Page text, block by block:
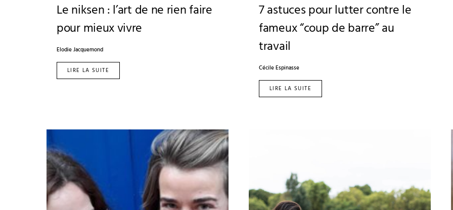
Le niksen : l’art de ne rien faire
pour mieux vivre
Elodie Jacquemond
LIRE LA SUITE
7 astuces pour lutter contre le
fameux “coup de barre” au
travail
Cécile Espinasse
LIRE LA SUITE